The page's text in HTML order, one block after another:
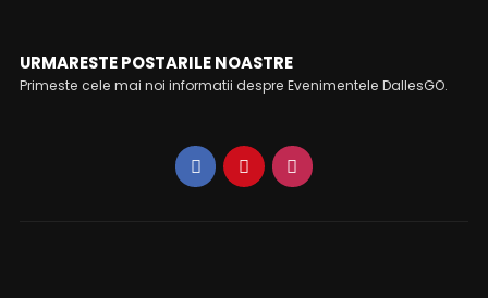
URMARESTE POSTARILE NOASTRE
Primeste cele mai noi informatii despre Evenimentele DallesGO.